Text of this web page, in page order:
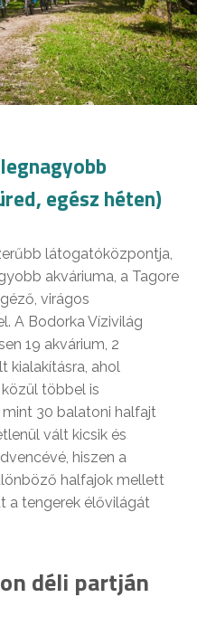
egész héten)
látogatóközpontja,
akváriuma, a Tagore
virágos
A Bodorka Vízivilág
19 akvárium, 2
kialakításra, ahol
többel is
30 balatoni halfajt
vált kicsik és
hiszen a
halfajok mellett
a tengerek élővilágát
déli partján